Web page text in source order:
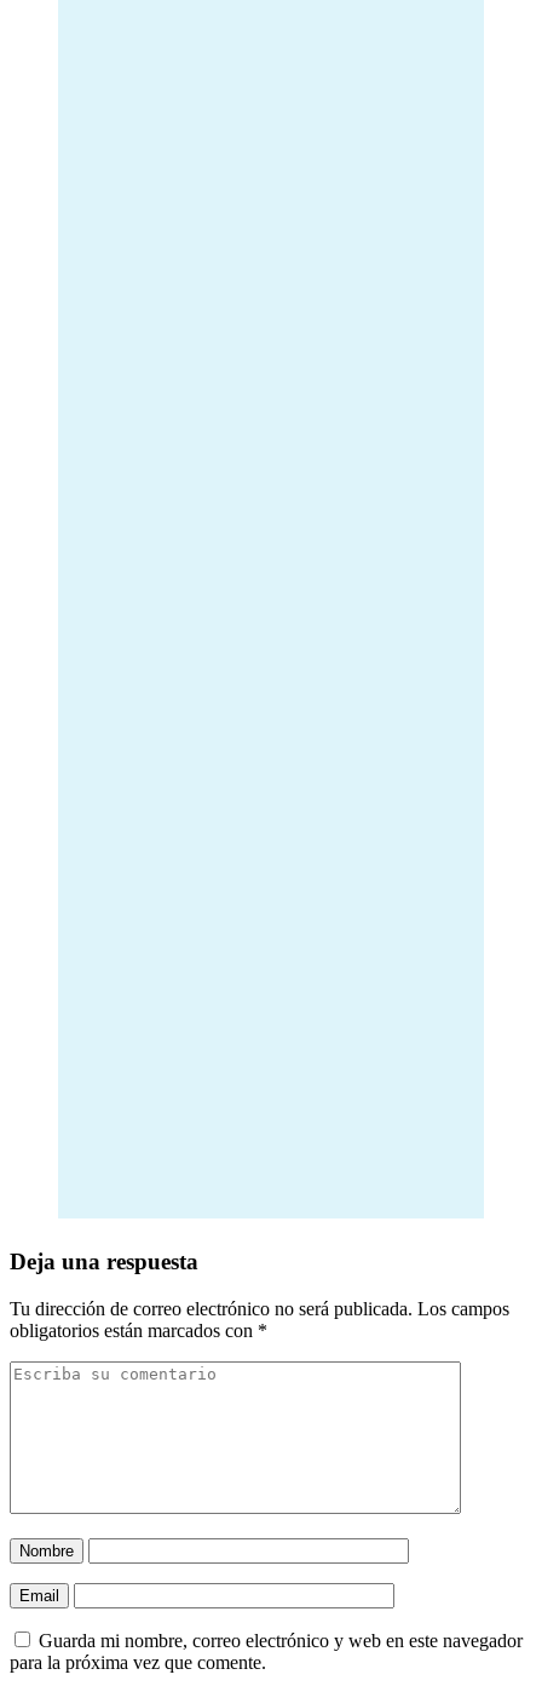
Deja una respuesta
Tu dirección de correo electrónico no será publicada. Los campos
obligatorios están marcados con *
Nombre
Email
Guarda mi nombre, correo electrónico y web en este navegador
para la próxima vez que comente.